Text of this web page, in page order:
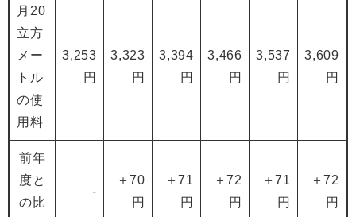
月20
立方
メー
トル
の使
用料
3,253
円
3,323
円
3,394
円
3,466
円
3,537
円
3,609
円
前年
度と
の比
-
＋70
円
＋71
円
＋72
円
＋71
円
＋72
円